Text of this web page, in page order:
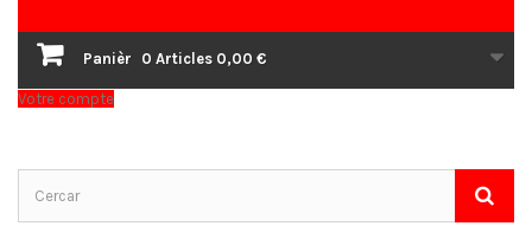
Panièr 0 Articles 0,00 €
Votre compte